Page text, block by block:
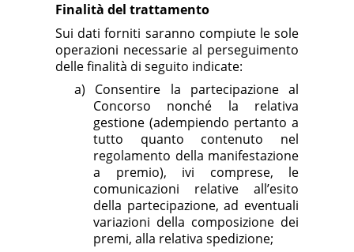
Finalità del trattamento
Sui dati forniti saranno compiute le sole
operazioni necessarie al perseguimento
delle finalità di seguito indicate:
a)
Consentire la partecipazione al
Concorso nonché la relativa
gestione (adempiendo pertanto a
tutto quanto contenuto nel
regolamento della manifestazione
a premio), ivi comprese, le
comunicazioni relative all’esito
della partecipazione, ad eventuali
variazioni della composizione dei
premi, alla relativa spedizione;